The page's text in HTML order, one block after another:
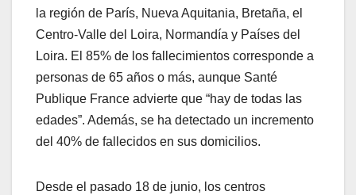
la región de París, Nueva Aquitania, Bretaña, el
Centro-Valle del Loira, Normandía y Países del
Loira. El 85% de los fallecimientos corresponde a
personas de 65 años o más, aunque Santé
Publique France advierte que “hay de todas las
edades”. Además, se ha detectado un incremento
del 40% de fallecidos en sus domicilios.
Desde el pasado 18 de junio, los centros